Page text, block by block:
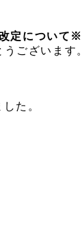
定について※
ございます。
た。​​​​​​